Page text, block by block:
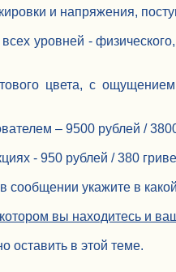
и напряжения,
уровней -
цвета, с
– 9500 рублей /
- 950 рублей / 380
укажите в
вы находитесь и
оставить в этой теме.